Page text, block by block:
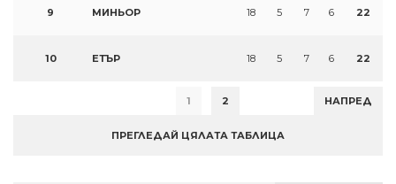
9 МИНЬОР 18 5 7 6 22
10 ЕТЪР 18 5 7 6 22
1 2 НАПРЕД
ПРЕГЛЕДАЙ ЦЯЛАТА ТАБЛИЦА